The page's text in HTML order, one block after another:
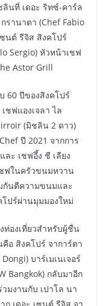
ลินที่ เดอะ ริทซ์-คาร์ล
รานาตา (Chef Fabio
นต์ รีจิส สิงคโปร์
Sergio) หัวหน้าเชฟ
Astor Grill
60 ปีของสิงคโปร์
ชฟแองเจลา ไล
(มิชลิน 2 ดาว)
ปี 2021 จากการ
ละ เชฟอึ้ง ชี เลียง
ชฟในครัวขนมหวาน
กันตีความขนมและ
ปร์ผ่านมุมมองใหม่
ท่องเที่ยวสำหรับผู้ชื่น
อ สิงคโปร์ จาการ์ตา
บาร์เมเนเจอร์
Bangkok) กลับมาอีก
มงานกับ เปาโล นา
ก เดอะ เซนต์ รีจิส จา